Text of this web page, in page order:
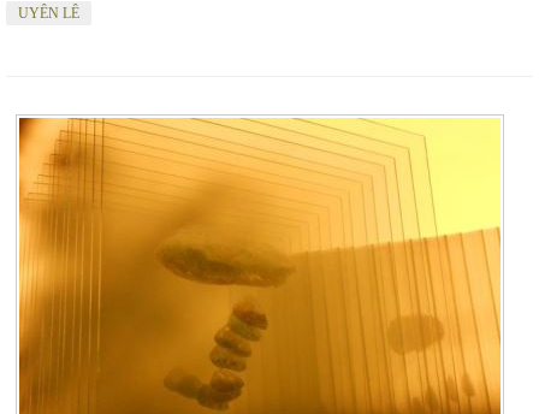
UYÊN LÊ